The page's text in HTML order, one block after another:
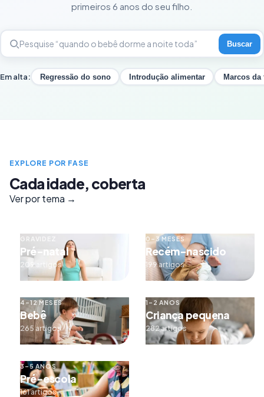
primeiros 6 anos do seu filho.
Buscar
Em alta: Regressão do sono Introdução alimentar Marcos da
EXPLORE POR FASE
Cada idade, coberta
Ver por tema →
GRAVIDEZ
Pré-natal
209 artigos
0–3 MESES
Recém-nascido
199 artigos
4–12 MESES
Bebê
265 artigos
1–2 ANOS
Criança pequena
282 artigos
3–5 ANOS
Pré-escola
161 artigos